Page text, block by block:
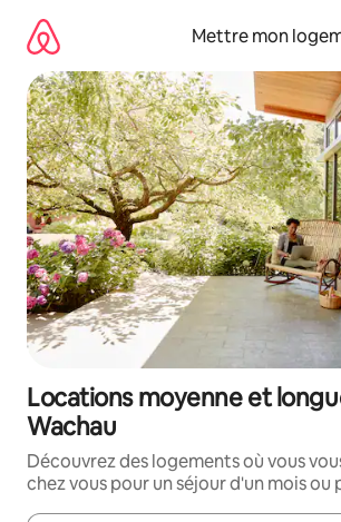
directement
contenu
Mettre mon
Locations moyenne et
Wachau
Découvrez des logements où vous
chez vous pour un séjour d'un mois ou